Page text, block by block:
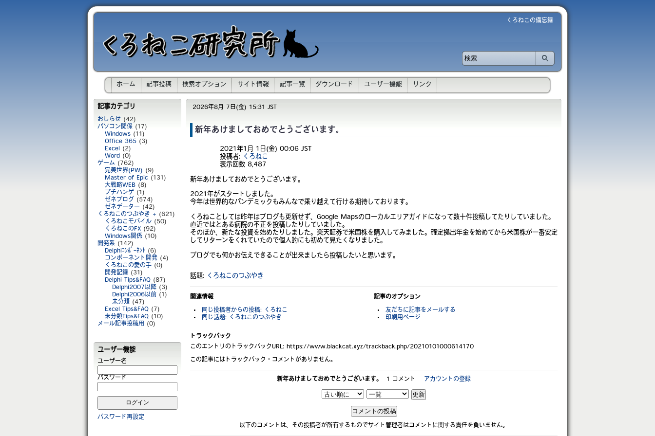
くろねこの備忘録
ホーム 記事投稿 検索オプション サイト情報 記事一覧 ダウンロード ユーザー機能 リンク
記事カテゴリ
おしらせ (42)
パソコン関係 (17)
Windows (11)
Office 365 (3)
Excel (2)
Word (0)
ゲーム (762)
完美世界(PW) (9)
Master of Epic (131)
大戦略WEB (8)
プチハンゲ (1)
ゼネブログ
(574)
ゼネデーター (42)
くろねこのつぶやき + (621)
くろねこモバイル (50)
くろねこのFX (92)
Windows関係 (10)
開発系 (142)
Delphiｺﾝﾎﾟｰﾈﾝﾄ (6)
コンポーネント開発 (4)
くろねこの愛の手 (0)
開発記録 (31)
Delphi Tips&FAQ (87)
Delphi2007以降 (3)
Delphi2006以前 (1)
未分類 (47)
Excel Tips&FAQ (7)
未分類Tips&FAQ (10)
メール記事投稿用
(0)
ユーザー機能
ユーザー名
パスワード
パスワード再設定
2026年8月 7日(金) 15:31 JST
新年あけましておめでとうございます。
2021年1月 1日(金) 00:06 JST
投稿者:
くろねこ
表示回数 8,487
新年あけましておめでとうございます。
2021年がスタートしました。
今年は世界的なパンデミックもみんなで乗り越えて行ける期待しております。
くろねことしては昨年はブログも更新せず、Google Mapsのローカルエリアガイドになって数十件投稿してたりしていました。
直近ではとある病院の不正を投稿したりしていました。
そのほか、新たな投資を始めたりしました。楽天証券で米国株を購入してみました。確定拠出年金を始めてから米国株が一番安定
してリターンをくれていたので個人的にも初めて見たくなりました。
ブログでも何かお伝えできることが出来ましたら投稿したいと思います。
話題: くろねこのつぶやき
関連情報
同じ投稿者からの投稿: くろねこ
同じ話題: くろねこのつぶやき
記事のオプション
友だちに記事をメールする
印刷用ページ
トラックバック
このエントリのトラックバックURL: https://www.blackcat.xyz/trackback.php/20210101000614170
この記事にはトラックバック・コメントがありません。
新年あけましておめでとうございます。 1 コメント アカウントの登録
以下のコメントは、その投稿者が所有するものでサイト管理者はコメントに関する責任を負いません。